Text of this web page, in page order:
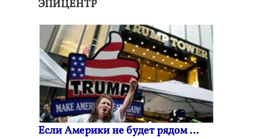
ЭПИЦЕНТР
Если Америки не будет рядом …